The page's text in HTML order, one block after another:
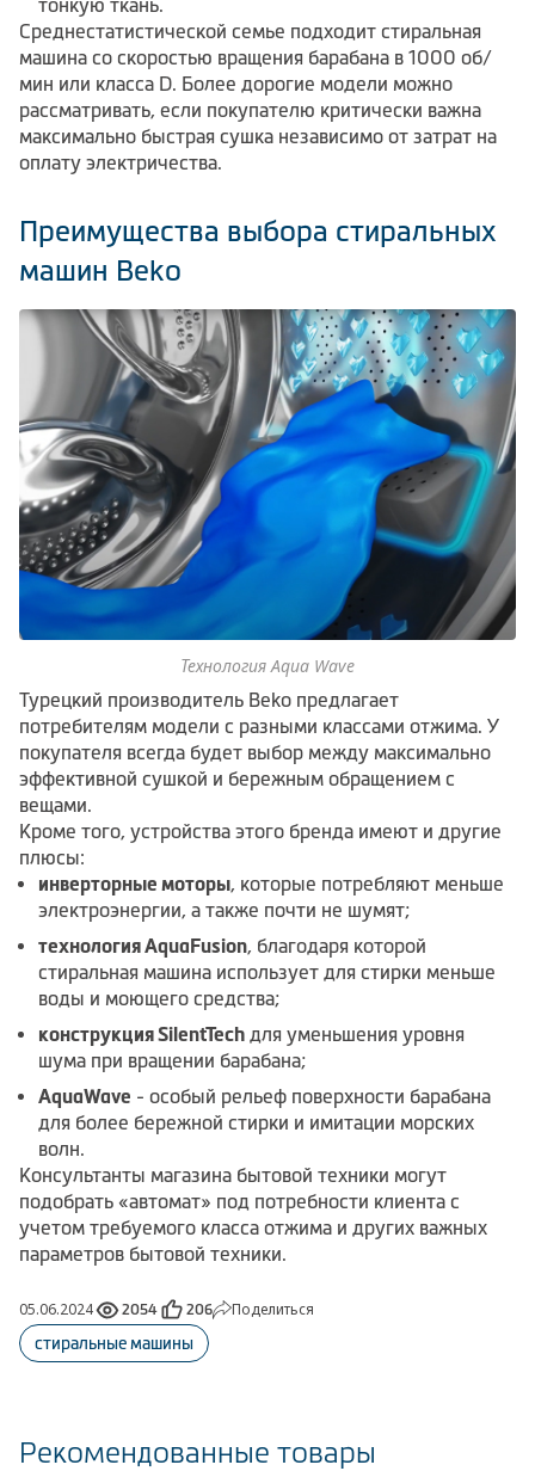
тонкую ткань.
Среднестатистической семье подходит стиральная
машина со скоростью вращения барабана в 1000 об/
мин или класса D. Более дорогие модели можно
рассматривать, если покупателю критически важна
максимально быстрая сушка независимо от затрат на
оплату электричества.
Преимущества выбора стиральных
машин Beko
Технология Aqua Wave
Турецкий производитель Beko предлагает
потребителям модели с разными классами отжима. У
покупателя всегда будет выбор между максимально
эффективной сушкой и бережным обращением с
вещами.
Кроме того, устройства этого бренда имеют и другие
плюсы:
инверторные моторы, которые потребляют меньше
электроэнергии, а также почти не шумят;
технология AquaFusion, благодаря которой
стиральная машина использует для стирки меньше
воды и моющего средства;
конструкция SilentTech для уменьшения уровня
шума при вращении барабана;
AquaWave - особый рельеф поверхности барабана
для более бережной стирки и имитации морских
волн.
Консультанты магазина бытовой техники могут
подобрать «автомат» под потребности клиента с
учетом требуемого класса отжима и других важных
параметров бытовой техники.
05.06.2024 2054 206 Поделиться
стиральные машины
Рекомендованные товары